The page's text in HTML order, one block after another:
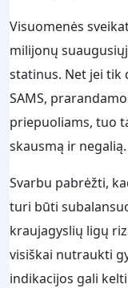
Visuomenės
milijonų
statinus. Net jei tik
SAMS,
priepuoliams, tuo
skausmą ir negalią.
Svarbu pabrėžti,
turi būti
kraujagyslių ligų
visiškai nutraukti
indikacijos gali